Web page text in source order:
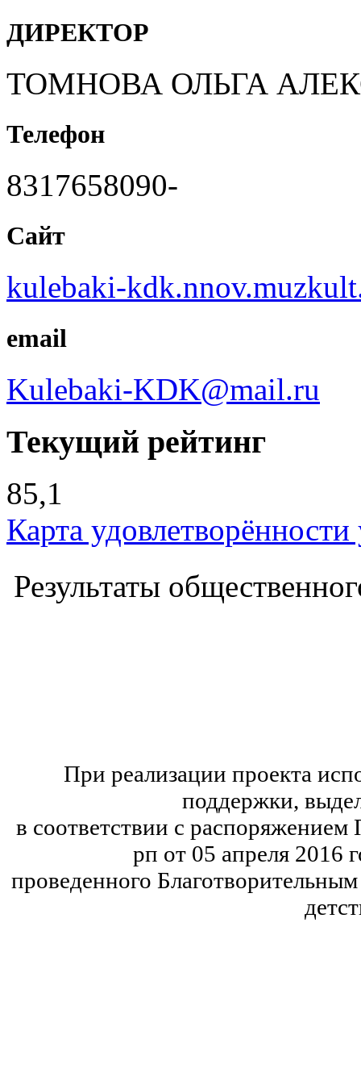
ДИРЕКТОР
ТОМНОВА ОЛЬГА
Телефон
8317658090-
Сайт
kulebaki-
email
Kulebaki-KDK@mail.ru
Текущий рейтинг
85,1
Карта
Результаты
При реализации проекта
поддержки,
в соответствии с
рп от 05 апреля 2016
проведенного